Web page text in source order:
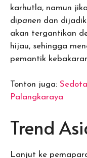
karhutla, namun
dipanen dan
akan tergantikan
hijau, sehingga
pemantik
Tonton juga:
Palangkaraya
Trend
Lanjut ke